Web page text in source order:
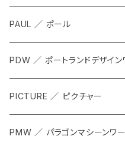
SHOES
APPAREL
ACCESSORIES
PAUL ／ ポール
PDW ／ ポートランドデザイン
ALL
CARRIER & RACKS
PICTURE ／ ピクチャー
PMW ／ パラゴンマシーンワ